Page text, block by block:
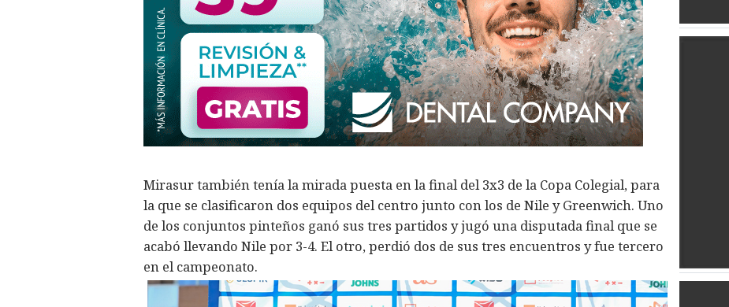
Mirasur también tenía la mirada puesta en la final del 3x3 de la Copa Colegial, para
la que se clasificaron dos equipos del centro junto con los de Nile y Greenwich. Uno
de los conjuntos pinteños ganó sus tres partidos y jugó una disputada final que se
acabó llevando Nile por 3-4. El otro, perdió dos de sus tres encuentros y fue tercero
en el campeonato.